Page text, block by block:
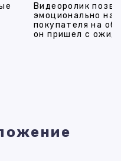
Видеоролик
эмоционально
покупателя на
он пришел с